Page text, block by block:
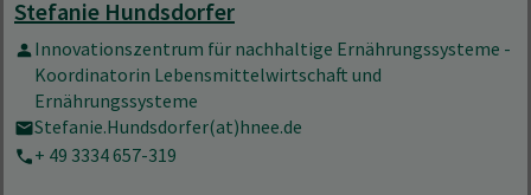
Stefanie Hundsdorfer
Innovationszentrum für nachhaltige Ernährungssysteme -
Koordinatorin Lebensmittelwirtschaft und
Ernährungssysteme
Stefanie.Hundsdorfer(at)hnee.de
+ 49 3334 657-319